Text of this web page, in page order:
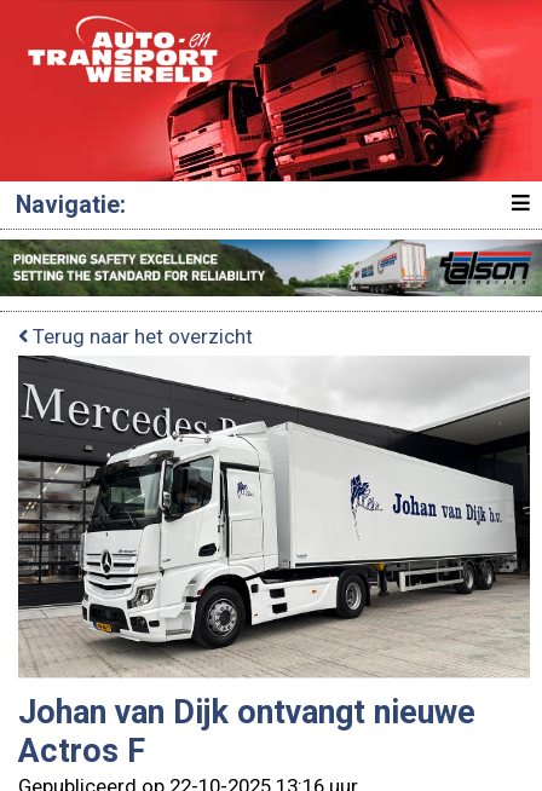
Navigatie:
Terug naar het overzicht
Johan van Dijk ontvangt nieuwe
Actros F
Gepubliceerd op 22-10-2025 13:16 uur